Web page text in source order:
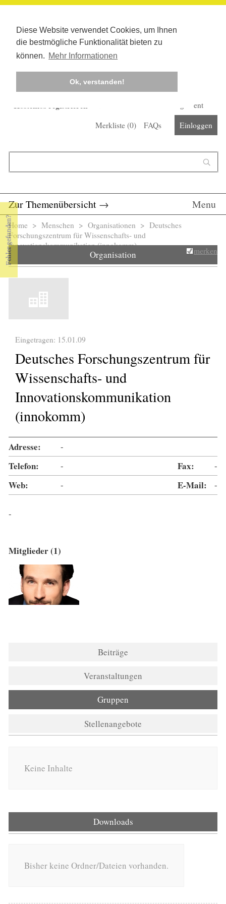
Diese Website verwendet Cookies, um Ihnen
die bestmögliche Funktionalität bieten zu
können. Mehr Informationen
Ok, verstanden!
Kostenlos registrieren
Corona-Management
Merkliste (0) FAQs Einloggen
Zur Themenübersicht → Menu
Sie sind hier
Home > Menschen > Organisationen > Deutsches
Forschungszentrum für Wissenschafts- und
Innovationskommunikation (innokomm)
Organisation merken
Eingetragen: 15.01.09
Deutsches Forschungszentrum für
Wissenschafts- und
Innovationskommunikation
(innokomm)
Adresse: -
Telefon: - Fax: -
Web: - E-Mail: -
-
Mitglieder (1)
Beiträge
Veranstaltungen
Gruppen
Stellenangebote
Keine Inhalte
Downloads
Bisher keine Ordner/Dateien vorhanden.